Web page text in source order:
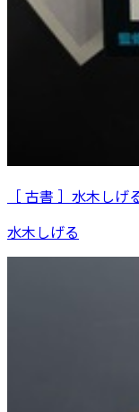
［ 古書 ］水木し
水木しげる